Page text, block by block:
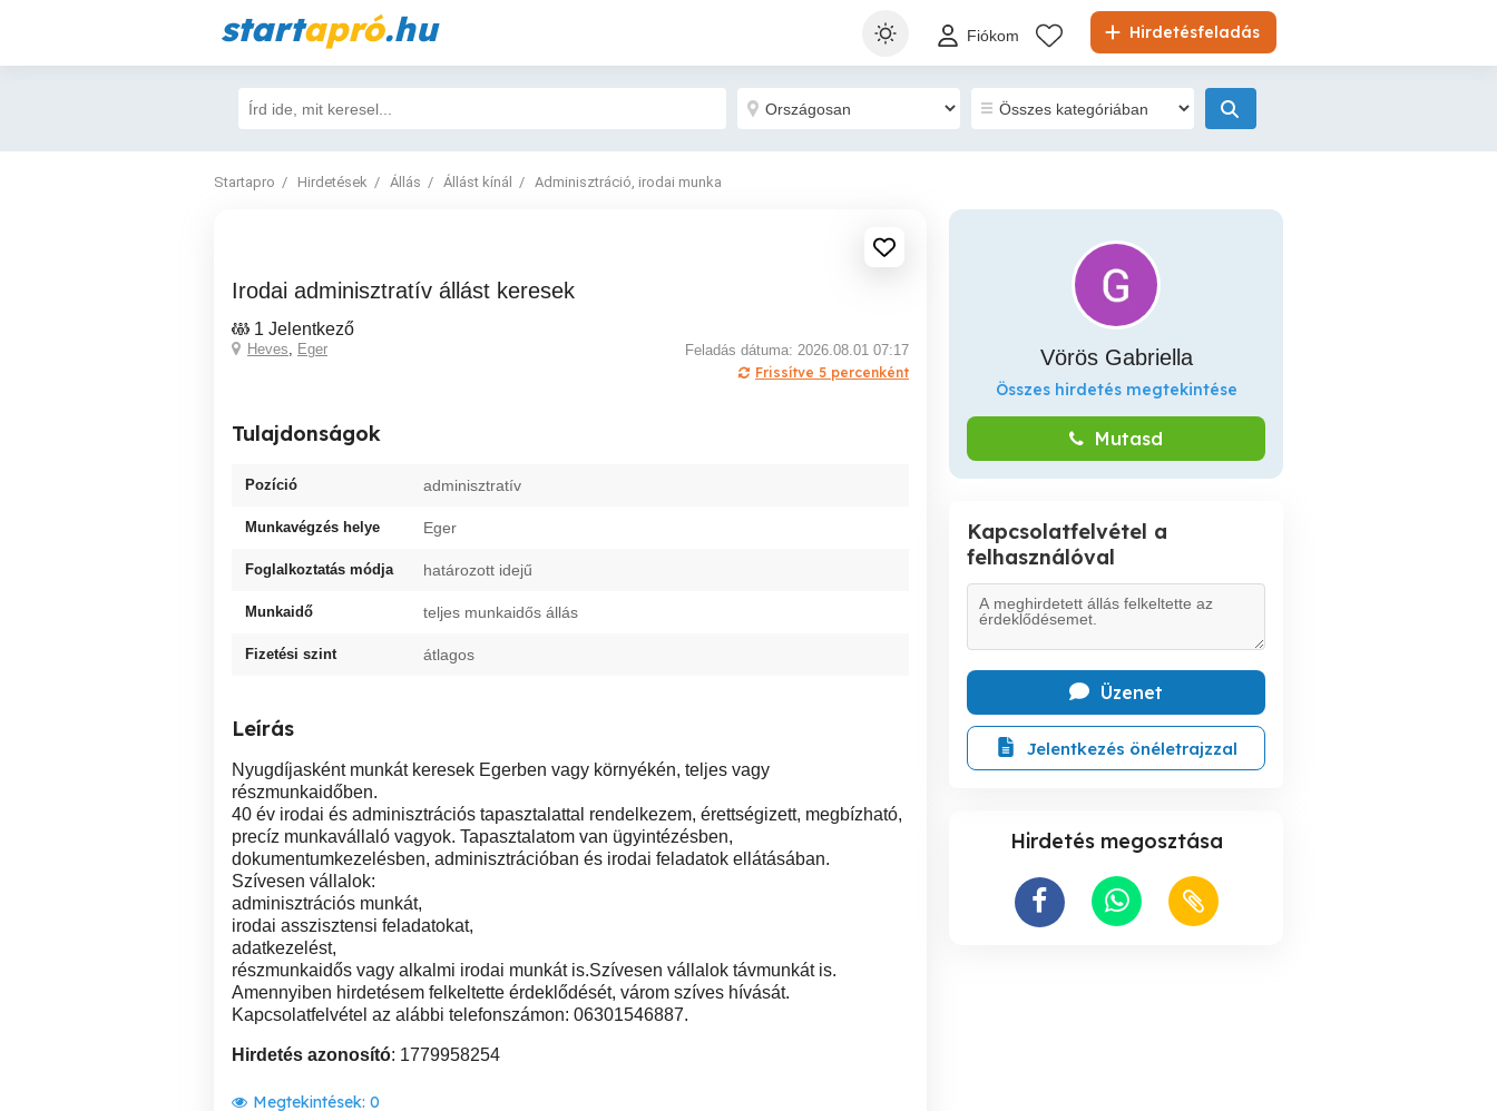
startapró.hu Hirdetésfeladás
Fiókom
Startapro Hirdetések Állás Állást kínál Adminisztráció, irodai munka
Irodai adminisztratív állást keresek
1 Jelentkező
Heves, Eger
Feladás dátuma: 2026.08.01 07:17
Frissítve 5 percenként
Tulajdonságok
Pozíció adminisztratív
Munkavégzés helye Eger
Foglalkoztatás módja határozott idejű
Munkaidő teljes munkaidős állás
Fizetési szint átlagos
Leírás
Nyugdíjasként munkát keresek Egerben vagy környékén, teljes vagy
részmunkaidőben.
40 év irodai és adminisztrációs tapasztalattal rendelkezem, érettségizett, megbízható,
precíz munkavállaló vagyok. Tapasztalatom van ügyintézésben,
dokumentumkezelésben, adminisztrációban és irodai feladatok ellátásában.
Szívesen vállalok:
adminisztrációs munkát,
irodai asszisztensi feladatokat,
adatkezelést,
részmunkaidős vagy alkalmi irodai munkát is.Szívesen vállalok távmunkát is.
Amennyiben hirdetésem felkeltette érdeklődését, várom szíves hívását.
Kapcsolatfelvétel az alábbi telefonszámon: 06301546887.
Hirdetés azonosító: 1779958254
Megtekintések: 0
Vörös Gabriella
Összes hirdetés megtekintése
Mutasd
Kapcsolatfelvétel a
felhasználóval
Üzenet
Jelentkezés önéletrajzzal
Hirdetés megosztása